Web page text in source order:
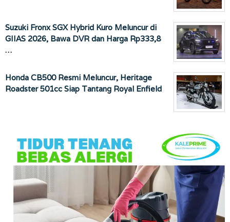
Suzuki Fronx SGX Hybrid Kuro Meluncur di
GIIAS 2026, Bawa DVR dan Harga Rp333,8
…
Honda CB500 Resmi Meluncur, Heritage
Roadster 501cc Siap Tantang Royal Enfield